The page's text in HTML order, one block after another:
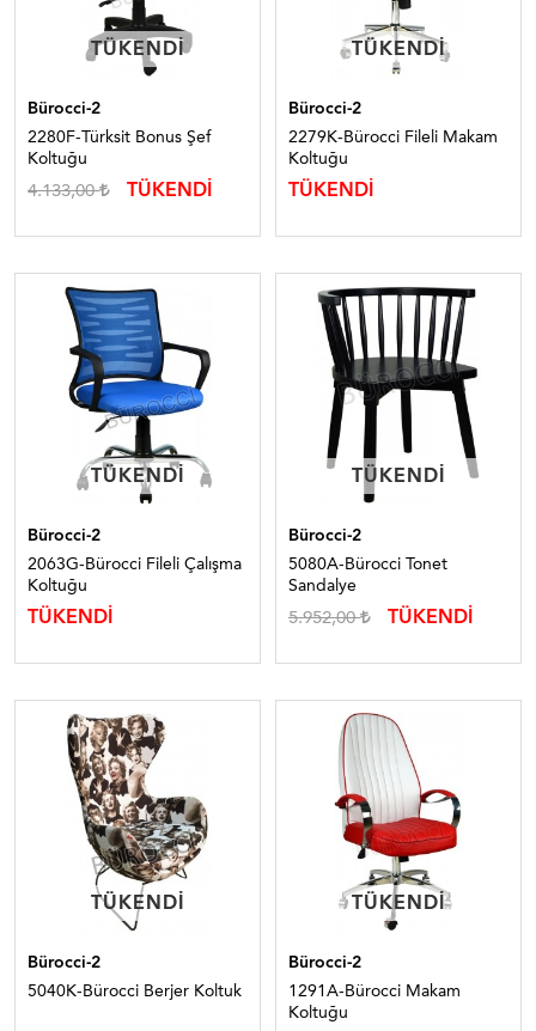
TÜKENDI
TÜKENDI
Bürocci-2
2280F-Türksit Bonus Şef
Koltuğu
4.133,00 TÜKENDİ
TÜKENDI
TÜKENDI
Bürocci-2
2279K-Bürocci Fileli Makam
Koltuğu
TÜKENDİ
TÜKENDI
TÜKENDI
Bürocci-2
2063G-Bürocci Fileli Çalışma
Koltuğu
TÜKENDİ
TÜKENDI
TÜKENDI
Bürocci-2
5080A-Bürocci Tonet
Sandalye
5.952,00 TÜKENDİ
TÜKENDI
TÜKENDI
Bürocci-2
5040K-Bürocci Berjer Koltuk
TÜKENDI
TÜKENDI
Bürocci-2
1291A-Bürocci Makam
Koltuğu